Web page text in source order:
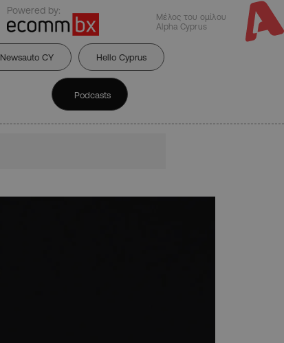
Powered by:
Μέλος του ομίλου
Alpha Cyprus
Newsauto CY Hello Cyprus
Podcasts